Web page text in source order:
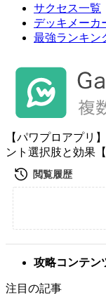
サクセス一覧
デッキメーカ
最強ランキン
【パワプロアプリ
ント選択肢と効果
攻略コンテン
注目の記事